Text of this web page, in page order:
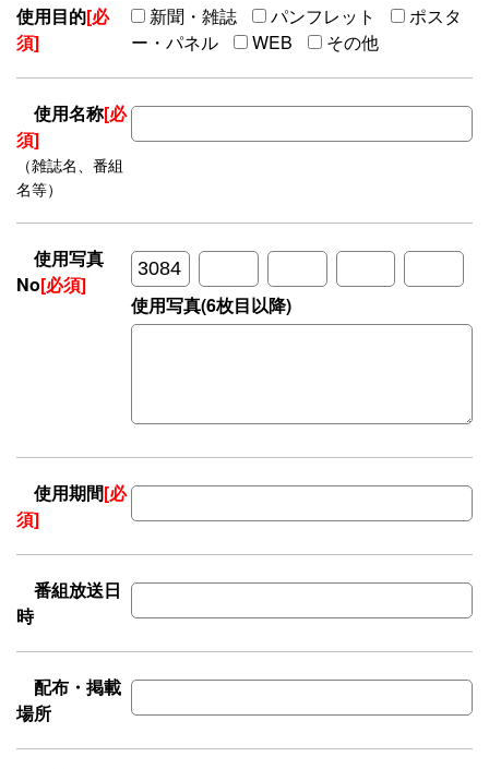
使用目的[必
須]
新聞・雑誌 パンフレット
ポスタ
ー・パネル
WEB その他
使用名称[必
須]
（雑誌名、番組
名等）
使用写真
No[必須]
使用写真(6枚目以降)
使用期間[必
須]
番組放送日
時
配布・掲載
場所